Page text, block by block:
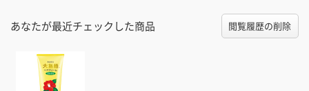
あなたが最近チェックした商品 閲覧履歴の削除